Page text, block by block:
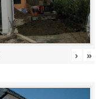
› »